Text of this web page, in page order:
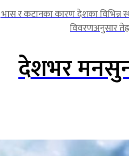
भास र कटानका कारण देशका
विवरणअनुसार
देशभर मनसुन